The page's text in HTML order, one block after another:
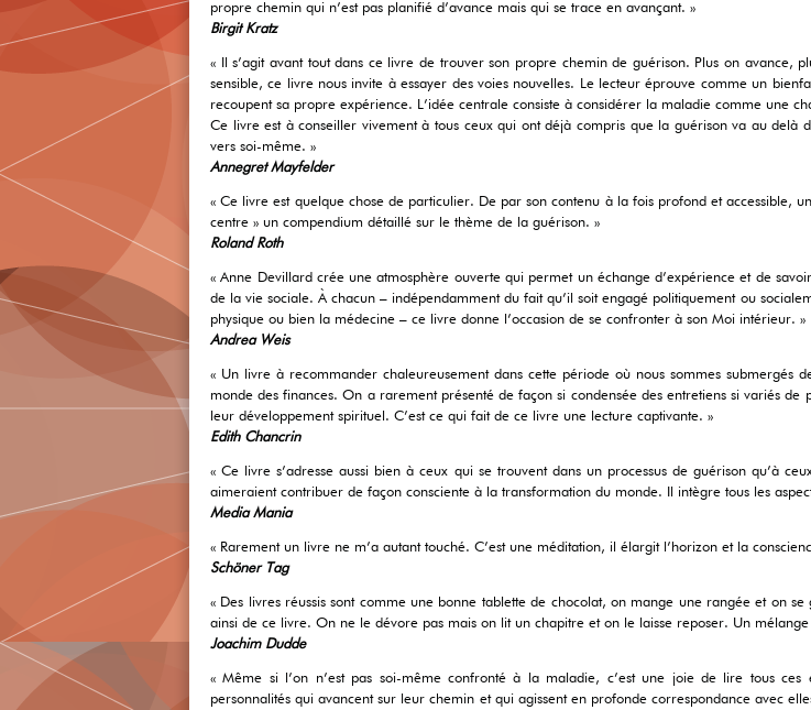
propre chemin qui n’est pas planifié d’avance mais qui se trace en avançant. »
Birgit Kratz
« Il s’agit avant tout dans ce livre de trouver son propre chemin de guérison. Plus on avance,
sensible, ce livre nous invite à essayer des voies nouvelles. Le lecteur éprouve comme un
recoupent sa propre expérience. L’idée centrale consiste à considérer la maladie comme une
Ce livre est à conseiller vivement à tous ceux qui ont déjà compris que la guérison va au delà
vers soi-même. »
Annegret Mayfelder
« Ce livre est quelque chose de particulier. De par son contenu à la fois profond et accessible,
centre » un compendium détaillé sur le thème de la guérison. »
Roland Roth
« Anne Devillard crée une atmosphère ouverte qui permet un échange d’expérience et de
de la vie sociale. À chacun – indépendamment du fait qu’il soit engagé politiquement ou
physique ou bien la médecine – ce livre donne l’occasion de se confronter à son Moi intérieur. »
Andrea Weis
« Un livre à recommander chaleureusement dans cette période où nous sommes submergés
monde des finances. On a rarement présenté de façon si condensée des entretiens si variés
leur développement spirituel. C’est ce qui fait de ce livre une lecture captivante. »
Edith Chancrin
« Ce livre s’adresse aussi bien à ceux qui se trouvent dans un processus de guérison qu’à
aimeraient contribuer de façon consciente à la transformation du monde. Il intègre tous les
Media Mania
« Rarement un livre ne m’a autant touché. C’est une méditation, il élargit l’horizon et la
Schöner Tag
« Des livres réussis sont comme une bonne tablette de chocolat, on mange une rangée et on
ainsi de ce livre. On ne le dévore pas mais on lit un chapitre et on le laisse reposer. Un mélange
Joachim Dudde
« Même si l’on n’est pas soi-même confronté à la maladie, c’est une joie de lire tous
personnalités qui avancent sur leur chemin et qui agissent en profonde correspondance avec